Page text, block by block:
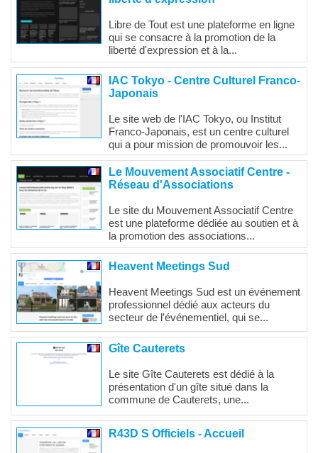
Libre de Tout est une plateforme en ligne
qui se consacre à la promotion de la
liberté d'expression et à la...
IAC Tokyo - Centre Culturel Franco-
Japonais
Le site web de l'IAC Tokyo, ou Institut
Franco-Japonais, est un centre culturel
qui a pour mission de promouvoir les...
Le Mouvement Associatif Centre -
Réseau d'Associations
Le site du Mouvement Associatif Centre
est une plateforme dédiée au soutien et à
la promotion des associations...
Heavent Meetings Sud
Heavent Meetings Sud est un événement
professionnel dédié aux acteurs du
secteur de l'événementiel, qui se...
Gîte Cauterets
Le site Gîte Cauterets est dédié à la
présentation d'un gîte situé dans la
commune de Cauterets, une...
R43D S Officiels - Accueil